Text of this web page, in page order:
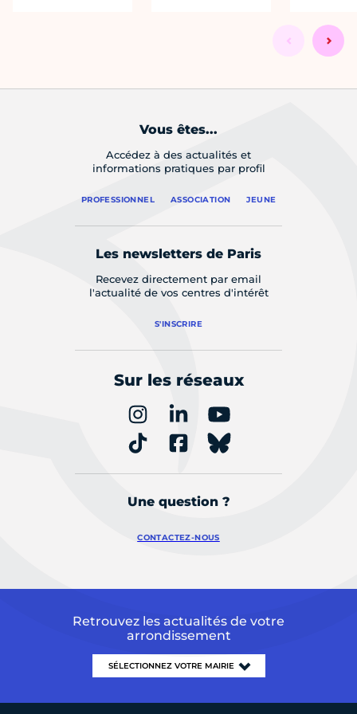
Vous êtes...
Accédez à des actualités et
informations pratiques par profil
PROFESSIONNEL ASSOCIATION JEUNE
Les newsletters de Paris
Recevez directement par email
l'actualité de vos centres d'intérêt
S'INSCRIRE
Sur les réseaux
Une question ?
CONTACTEZ-NOUS
Retrouvez les actualités de votre
arrondissement